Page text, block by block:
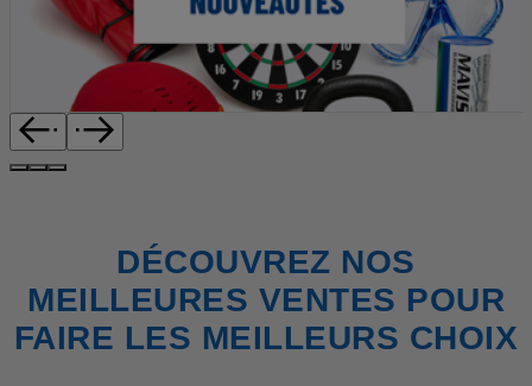
DÉCOUVREZ NOS
MEILLEURES VENTES POUR
FAIRE LES MEILLEURS CHOIX